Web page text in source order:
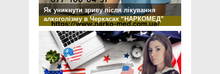
Як уникнути зриву після лікування
алкоголізму в Черкасах “НАРКОМЕД”